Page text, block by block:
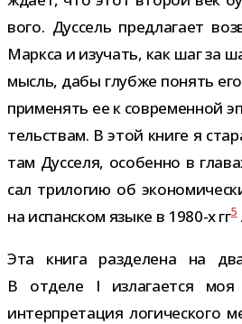
вого. Дуссель пред­ла­гает
Маркса и изу­чать, как шаг за
мысль, дабы глубже понять
при­ме­нять ее к совре­мен­ной
тель­ствам. В этой книге я
там Дусселя, осо­бенно в
сал три­ло­гию об
на испан­ском языке в 1980-​х гг5.
Эта книга раз­де­лена на
В отделе I изла­га­ется моя
интер­пре­та­ция логи­че­ского